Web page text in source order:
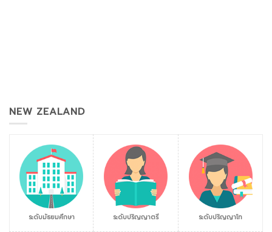
NEW ZEALAND
ระดับมัธยมศึกษา ระดับปริญญาตรี ระดับปริญญาโท